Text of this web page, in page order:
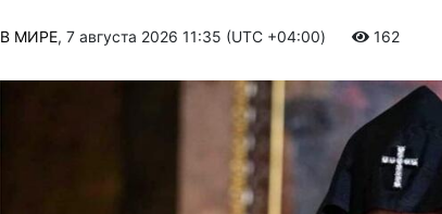
В МИРЕ, 7 августа 2026 11:35 (UTC +04:00) 162